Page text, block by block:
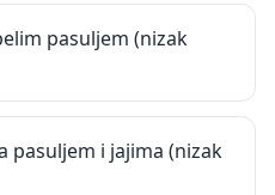
pasuljem (nizak
pasuljem i jajima (nizak